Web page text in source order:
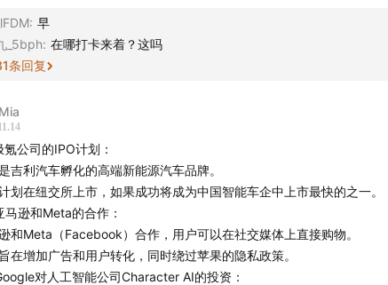
: 早
_5bph: 在哪打卡来着？这吗
条回复
氪公司的IPO计划：
吉利汽车孵化的高端新能源汽车品牌。
划在纽交所上市，如果成功将成为中国智能车企中上市最快的之一。
马逊和Meta的合作：
和Meta（Facebook）合作，用户可以在社交媒体上直接购物。
在增加广告和用户转化，同时绕过苹果的隐私政策。
对人工智能公司Character AI的投资：